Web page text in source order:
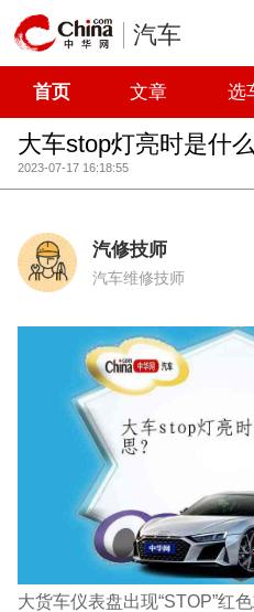
汽车
首页 文章 选
大车stop灯亮时是什
2023-07-17 16:18:55
汽修技师
汽车维修技师
大货车仪表盘出现“STOP”红